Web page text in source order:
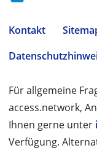
Kontakt
Für allgemeine
access.network,
Ihnen gerne unter
Verfügung.